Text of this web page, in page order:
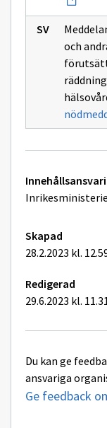
och
Tekniska
Skapad
28.2.2023 kl.
Redigerad
29.6.2023 kl.
Du kan ge
ansvariga
Ge feedback